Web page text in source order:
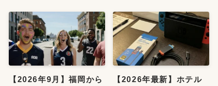
【2026年9月】福岡から
【2026年最新】ホテル